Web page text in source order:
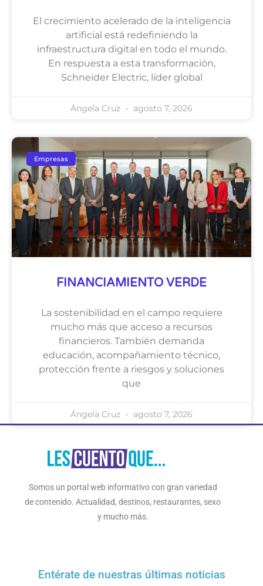
El crecimiento acelerado de la inteligencia
artificial está redefiniendo la
infraestructura digital en todo el mundo.
En respuesta a esta transformación,
Schneider Electric, líder global
Ángela Cruz agosto 7, 2026
Empresas
FINANCIAMIENTO VERDE
La sostenibilidad en el campo requiere
mucho más que acceso a recursos
financieros. También demanda
educación, acompañamiento técnico,
protección frente a riesgos y soluciones
que
Ángela Cruz agosto 7, 2026
Somos un portal web informativo con gran variedad
de contenido. Actualidad, destinos, restaurantes, sexo
y mucho más.
Entérate de nuestras últimas noticias